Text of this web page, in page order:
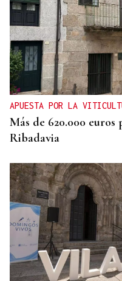
APUESTA POR LA
Más de 620.000
Ribadavia